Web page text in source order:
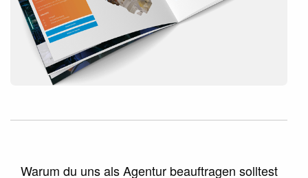
Warum du uns als Agentur beauftragen solltest